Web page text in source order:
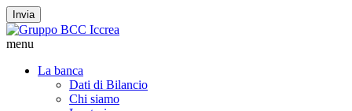
Invia
menu
La banca
Dati di Bilancio
Chi siamo